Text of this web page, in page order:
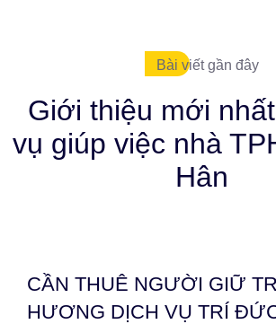
Bài viết gần đây
Giới thiệu mới
vụ giúp việc nhà
Hân
CẦN THUÊ NGƯỜI GIỮ
HƯƠNG DỊCH VỤ TRÍ